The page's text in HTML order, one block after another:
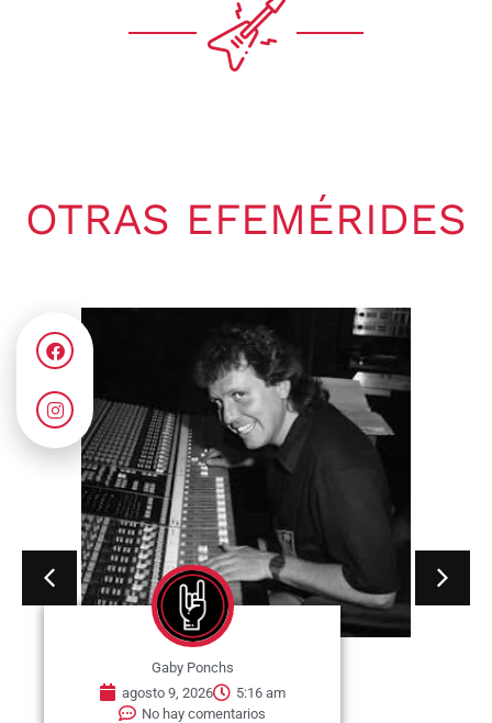
OTRAS EFEMÉRIDES
Gaby Ponchs
agosto 9, 2026
5:16 am
No hay comentarios